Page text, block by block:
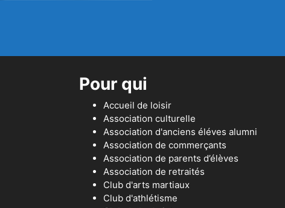
Pour qui
Accueil de loisir
Association culturelle
Association d'anciens éléves alumni
Association de commerçants
Association de parents d’élèves
Association de retraités
Club d'arts martiaux
Club d'athlétisme